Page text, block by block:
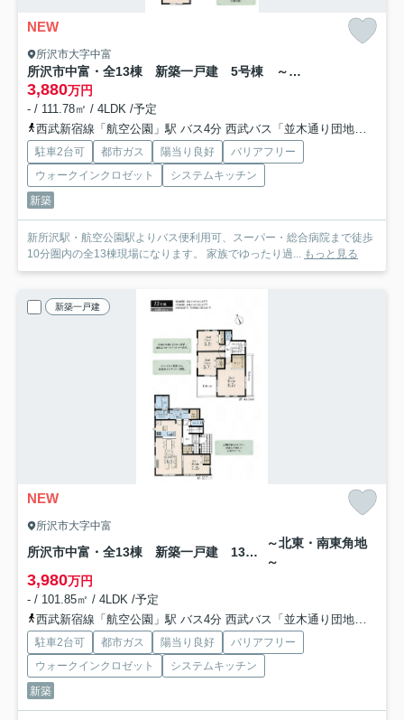
NEW
所沢市大字中富
所沢市中富・全13棟 新築一戸建 5号棟 ～LDK18帖～
3,880万円
- / 111.78㎡ / 4LDK /予定
西武新宿線「航空公園」駅 バス4分 西武バス「並木通り団地入口」 停歩11分
駐車2台可 都市ガス 陽当り良好
バリアフリー
ウォークインクロゼット
システムキッチン
新築
新所沢駅・航空公園駅よりバス便利用可、スーパー・総合病院まで徒歩
10分圏内の全13棟現場になります。 家族でゆったり過... もっと見る
新築一戸建
NEW
所沢市大字中富
所沢市中富・全13棟 新築一戸建 13号棟
～北東・南東角地
～
3,980万円
- / 101.85㎡ / 4LDK /予定
西武新宿線「航空公園」駅 バス4分 西武バス「並木通り団地入口」 停歩11分
駐車2台可 都市ガス 陽当り良好
バリアフリー
ウォークインクロゼット
システムキッチン
新築